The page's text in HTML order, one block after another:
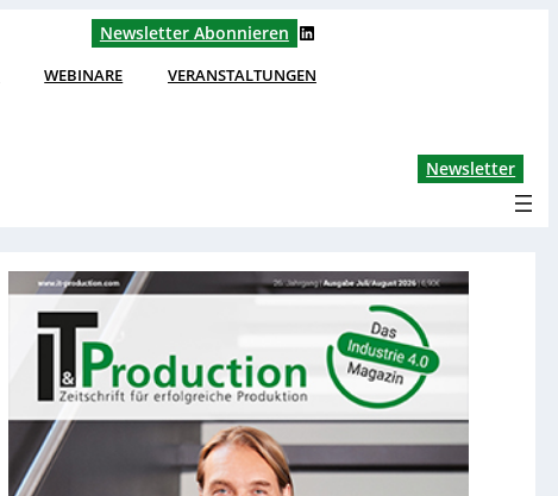
Newsletter Abonnieren LinkedIn
WEBINARE VERANSTALTUNGEN
Newsletter